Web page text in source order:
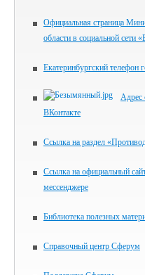
Официальная страница
области в социальной сети
Екатеринбургский телефон
Адрес
ВКонтакте
Ссылка на раздел
Ссылка на официальный
мессенджере
Библиотека полезных
Справочный центр Сферум